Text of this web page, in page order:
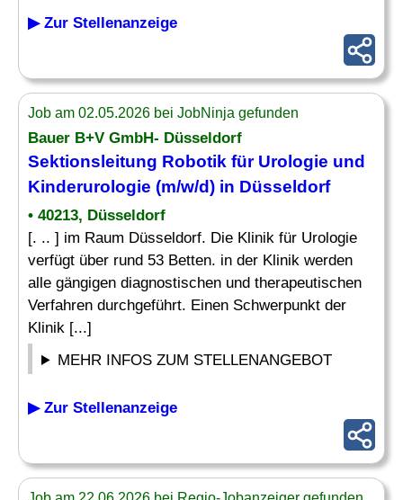
▶ Zur Stellenanzeige
Job am 02.05.2026 bei JobNinja gefunden
Bauer B+V GmbH- Düsseldorf
Sektionsleitung Robotik für Urologie und
Kinderurologie (m/w/d) in Düsseldorf
• 40213, Düsseldorf
[. .. ] im Raum Düsseldorf. Die Klinik für Urologie
verfügt über rund 53 Betten. in der Klinik werden
alle gängigen diagnostischen und therapeutischen
Verfahren durchgeführt. Einen Schwerpunkt der
Klinik [...]
MEHR INFOS ZUM STELLENANGEBOT
▶ Zur Stellenanzeige